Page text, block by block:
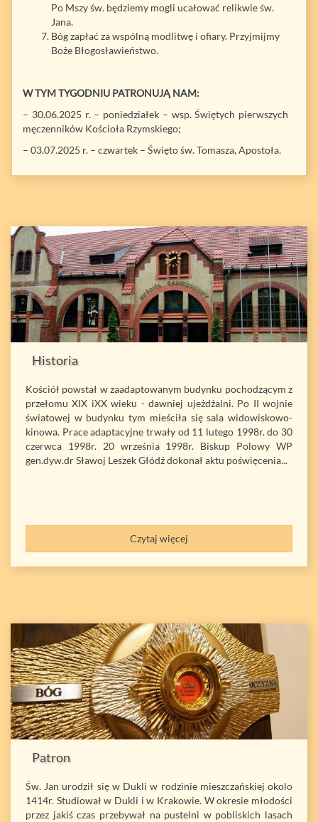
Po Mszy św. będziemy mogli ucałować relikwie św.
Jana.
Bóg zapłać za wspólną modlitwę i ofiary. Przyjmijmy
Boże Błogosławieństwo.
W TYM TYGODNIU PATRONUJĄ NAM:
– 30.06.2025 r. – poniedziałek – wsp. Świętych pierwszych
męczenników Kościoła Rzymskiego;
– 03.07.2025 r. – czwartek – Święto św. Tomasza, Apostoła.
Historia
Kościół powstał w zaadaptowanym budynku pochodzącym z
przełomu XIX iXX wieku - dawniej ujeżdżalni. Po II wojnie
światowej w budynku tym mieściła się sala widowiskowo-
kinowa. Prace adaptacyjne trwały od 11 lutego 1998r. do 30
czerwca 1998r. 20 września 1998r. Biskup Polowy WP
gen.dyw.dr Sławoj Leszek Głódź dokonał aktu poświęcenia...
Czytaj więcej
Patron
Św. Jan urodził się w Dukli w rodzinie mieszczańskiej okolo
1414r. Studiował w Dukli i w Krakowie. W okresie młodości
przez jakiś czas przebywał na pustelni w pobliskich lasach